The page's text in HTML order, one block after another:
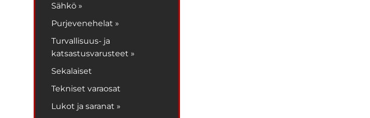
Sähkö »
Purjevenehelat »
Turvallisuus- ja
katsastusvarusteet »
Sekalaiset
Tekniset varaosat
Lukot ja saranat »